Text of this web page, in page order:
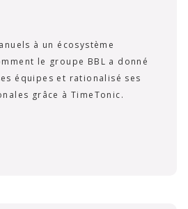
à un écosystème
le groupe BBL a donné
équipes et rationalisé ses
grâce à TimeTonic.